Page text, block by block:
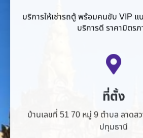
บริการดี ราคามิตร
ที่ตั้ง
บ้านเลขที่ 51 70 หมู่ 9 ตำบล ลาดสว
ปทุมธานี